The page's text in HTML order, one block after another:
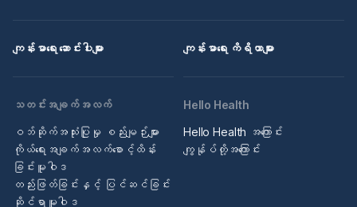
ကျန်းမာရေး ဆောင်းပါးများ ကျန်းမာရေး ကိရိယာများ
သတင်းအချက်အလက်
ဝဘ်ဆိုက်အသုံးပြုမှု စည်းမျဉ်းများ
ကိုယ်ရေးအချက်အလက်စောင့်ထိန်း
ခြင်းမူဝါဒ
တည်းဖြတ်ခြင်းနှင့် ပြင်ဆင်ခြင်း
ဆိုင်ရာမူဝါဒ
Hello Health
Hello Health အကြောင်း
ကျွန်ုပ်တို့အကြောင်း